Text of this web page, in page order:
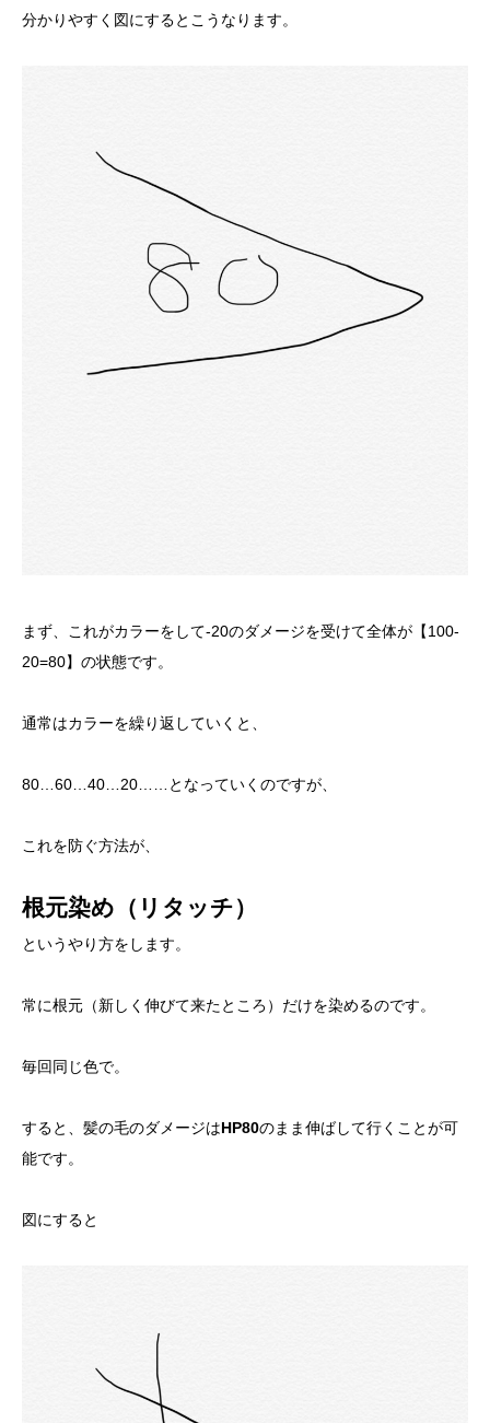
分かりやすく図にするとこうなります。
まず、これがカラーをして-20のダメージを受けて全体が【100-
20=80】の状態です。
通常はカラーを繰り返していくと、
80…60…40…20……となっていくのですが、
これを防ぐ方法が、
根元染め（リタッチ）
というやり方をします。
常に根元（新しく伸びて来たところ）だけを染めるのです。
毎回同じ色で。
すると、髪の毛のダメージはHP80のまま伸ばして行くことが可
能です。
図にすると